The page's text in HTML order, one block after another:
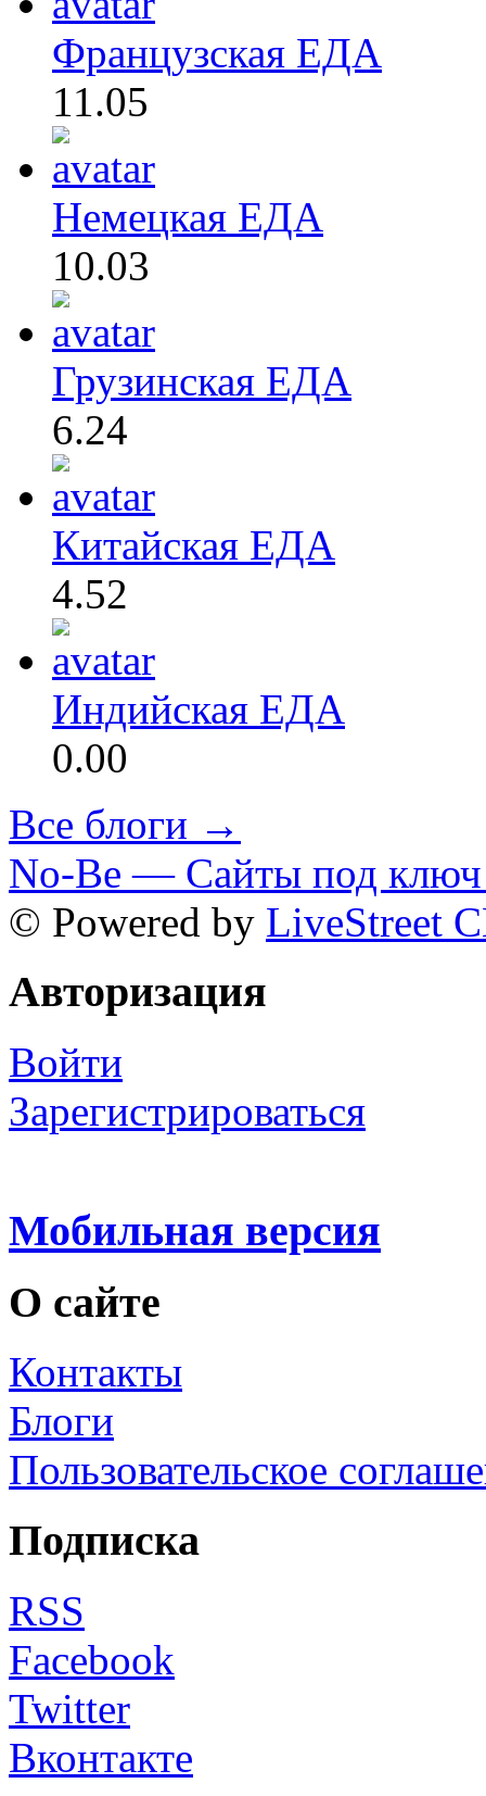
Французская ЕДА
11.05
Немецкая ЕДА
10.03
Грузинская ЕДА
6.24
Китайская ЕДА
4.52
Индийская ЕДА
0.00
Все блоги →
No-Be — Сайты под ключ
© Powered by LiveStreet
Авторизация
Войти
Зарегистрироваться
Мобильная версия
О сайте
Контакты
Блоги
Пользовательское
Подписка
RSS
Facebook
Twitter
Вконтакте